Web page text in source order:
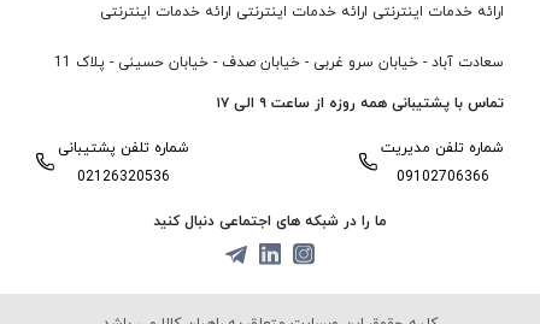
ارائه خدمات اینترنتی ارائه خدمات اینترنتی ارائه خدمات اینترنتی
سعادت آباد - خیابان سرو غربی - خیابان صدف - خیابان حسینی - پلاک 11
تماس با پشتیبانی همه روزه از ساعت ۹ الی ۱۷
شماره تلفن مدیریت
09102706366
شماره تلفن پشتیبانی
02126320536
ما را در شبکه های اجتماعی دنبال کنید